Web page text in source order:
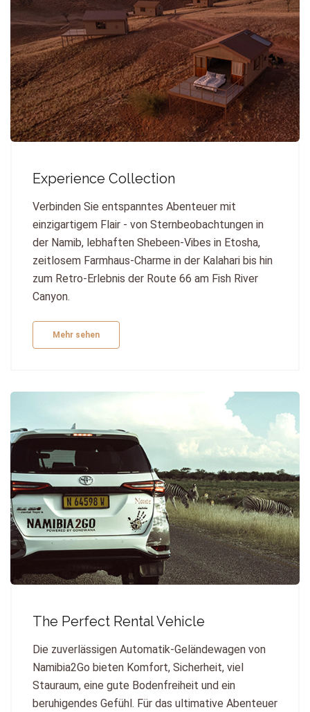
Experience Collection
Verbinden Sie entspanntes Abenteuer mit
einzigartigem Flair - von Sternbeobachtungen in
der Namib, lebhaften Shebeen-Vibes in Etosha,
zeitlosem Farmhaus-Charme in der Kalahari bis hin
zum Retro-Erlebnis der Route 66 am Fish River
Canyon.
Mehr sehen
The Perfect Rental Vehicle
Die zuverlässigen Automatik-Geländewagen von
Namibia2Go bieten Komfort, Sicherheit, viel
Stauraum, eine gute Bodenfreiheit und ein
beruhigendes Gefühl. Für das ultimative Abenteuer